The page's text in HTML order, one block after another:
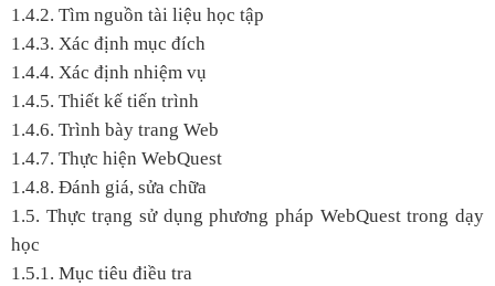
1.4.2. Tìm nguồn tài liệu học tập
1.4.3. Xác định mục đích
1.4.4. Xác định nhiệm vụ
1.4.5. Thiết kế tiến trình
1.4.6. Trình bày trang Web
1.4.7. Thực hiện WebQuest
1.4.8. Đánh giá, sửa chữa
1.5. Thực trạng sử dụng phương pháp WebQuest trong dạy
học
1.5.1. Mục tiêu điều tra